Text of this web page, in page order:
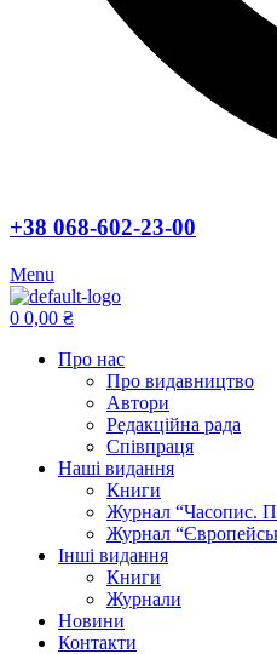
+38 068-602-23-00
Menu
0 0,00 ₴
Про нас
Про видавництво
Автори
Редакційна рада
Співпраця
Наші видання
Книги
Журнал “Часопис.
Журнал
Інші видання
Книги
Журнали
Новини
Контакти